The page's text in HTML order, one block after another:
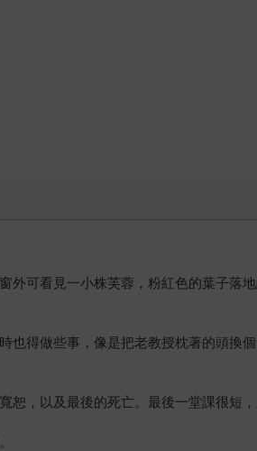
可看見一小株芙蓉，粉紅色的葉子落
得做些事，像是把老教授枕著的頭換
，以及最後的死亡。最後一堂課很短，